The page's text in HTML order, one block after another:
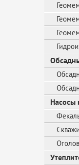
Насосы